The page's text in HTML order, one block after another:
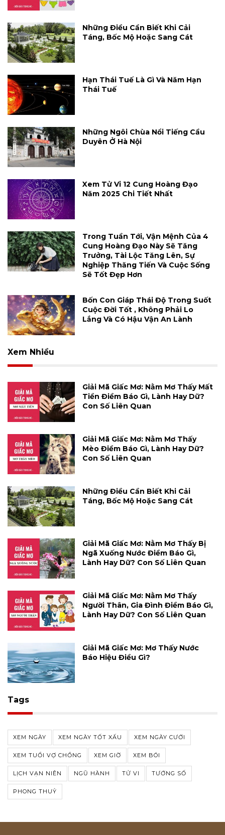
Những Điều Cần Biết Khi Cải
Táng, Bốc Mộ Hoặc Sang Cát
Hạn Thái Tuế Là Gì Và Năm Hạn
Thái Tuế
Những Ngôi Chùa Nổi Tiếng Cầu
Duyên Ở Hà Nội
Xem Tử Vi 12 Cung Hoàng Đạo
Năm 2025 Chi Tiết Nhất
Trong Tuần Tới, Vận Mệnh Của 4
Cung Hoàng Đạo Này Sẽ Tăng
Trưởng, Tài Lộc Tăng Lên, Sự
Nghiệp Thăng Tiến Và Cuộc Sống
Sẽ Tốt Đẹp Hơn
Bốn Con Giáp Thái Độ Trong Suốt
Cuộc Đời Tốt , Không Phải Lo
Lắng Và Có Hậu Vận An Lành
Xem Nhiều
Giải Mã Giấc Mơ: Nằm Mơ Thấy Mất
Tiền Điềm Báo Gì, Lành Hay Dữ?
Con Số Liên Quan
Giải Mã Giấc Mơ: Nằm Mơ Thấy
Mèo Điềm Báo Gì, Lành Hay Dữ?
Con Số Liên Quan
Những Điều Cần Biết Khi Cải
Táng, Bốc Mộ Hoặc Sang Cát
Giải Mã Giấc Mơ: Nằm Mơ Thấy Bị
Ngã Xuống Nước Điềm Báo Gì,
Lành Hay Dữ? Con Số Liên Quan
Giải Mã Giấc Mơ: Nằm Mơ Thấy
Người Thân, Gia Đình Điềm Báo Gì,
Lành Hay Dữ? Con Số Liên Quan
Giải Mã Giấc Mơ: Mơ Thấy Nước
Báo Hiệu Điều Gì?
Tags
XEM NGÀY XEM NGÀY TỐT XẤU XEM NGÀY CƯỚI
XEM TUỔI VỢ CHỒNG XEM GIỜ XEM BÓI
LỊCH VẠN NIÊN NGŨ HÀNH TỬ VI TƯỚNG SỐ
PHONG THUỶ